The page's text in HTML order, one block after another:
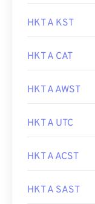
HKT A KST
HKT A CAT
HKT A AWST
HKT A UTC
HKT A ACST
HKT A SAST